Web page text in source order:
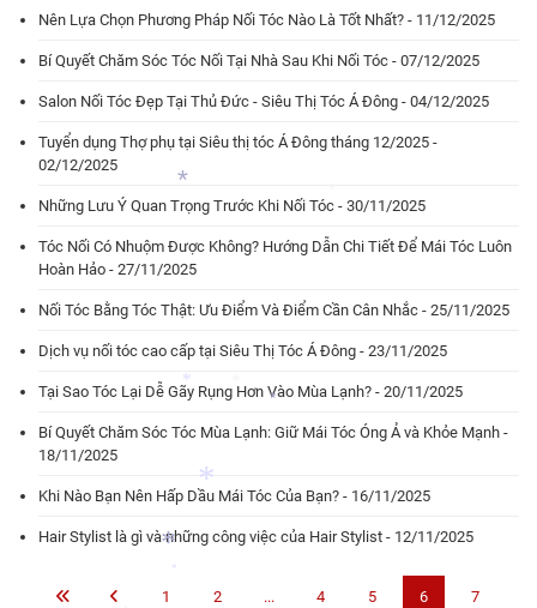
**
*
*
*
Nên Lựa Chọn Phương Pháp Nối Tóc Nào Là Tốt Nhất? - 11/12/2025
Bí Quyết Chăm Sóc Tóc Nối Tại Nhà Sau Khi Nối Tóc - 07/12/2025
Salon Nối Tóc Đẹp Tại Thủ Đức - Siêu Thị Tóc Á Đông - 04/12/2025
Tuyển dụng Thợ phụ tại Siêu thị tóc Á Đông tháng 12/2025 -
02/12/2025
Những Lưu Ý Quan Trọng Trước Khi Nối Tóc - 30/11/2025
Tóc Nối Có Nhuộm Được Không? Hướng Dẫn Chi Tiết Để Mái Tóc Luôn
Hoàn Hảo - 27/11/2025
Nối Tóc Bằng Tóc Thật: Ưu Điểm Và Điểm Cần Cân Nhắc - 25/11/2025
Dịch vụ nối tóc cao cấp tại Siêu Thị Tóc Á Đông - 23/11/2025
Tại Sao Tóc Lại Dễ Gãy Rụng Hơn Vào Mùa Lạnh? - 20/11/2025
Bí Quyết Chăm Sóc Tóc Mùa Lạnh: Giữ Mái Tóc Óng Ả và Khỏe Mạnh -
18/11/2025
Khi Nào Bạn Nên Hấp Dầu Mái Tóc Của Bạn? - 16/11/2025
Hair Stylist là gì và những công việc của Hair Stylist - 12/11/2025
1 2 ... 4 5 6 7